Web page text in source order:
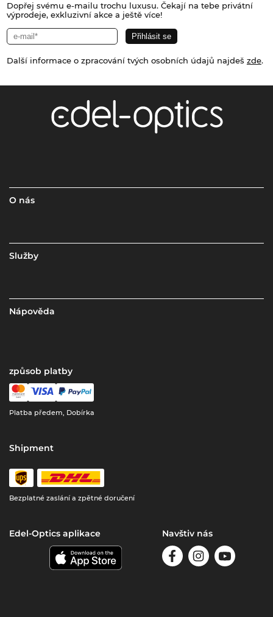
Dopřej svému e-mailu trochu luxusu. Čekají na tebe privátní
výprodeje, exkluzivní akce a ještě více!
Další informace o zpracování tvých osobních údajů najdeš zde.
O nás
Služby
Nápověda
způsob platby
Platba předem, Dobírka
Shipment
Bezplatné zaslání a zpětné doručení
Edel-Optics aplikace Navštiv nás